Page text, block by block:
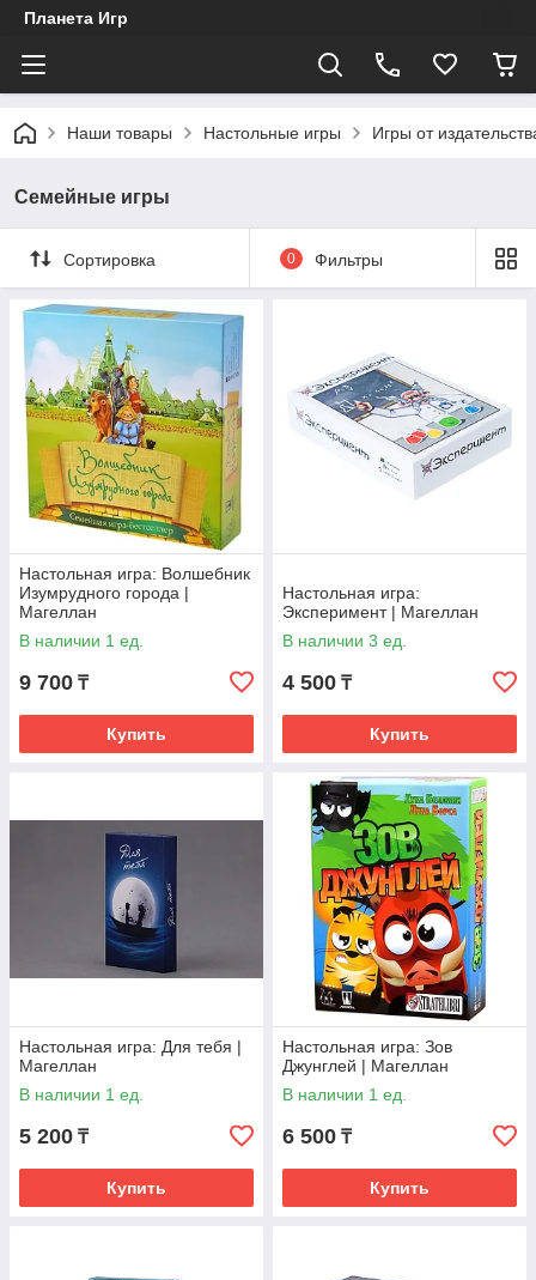
Планета Игр
Наши товары Настольные игры Игры от
Семейные игры
Сортировка 0 Фильтры
Настольная игра: Волшебник
Изумрудного города |
Магеллан
В наличии 1 ед.
9 700 ₸
Купить
Настольная игра:
Эксперимент | Магеллан
В наличии 3 ед.
4 500 ₸
Купить
Настольная игра: Для тебя |
Магеллан
В наличии 1 ед.
5 200 ₸
Купить
Настольная игра: Зов
Джунглей | Магеллан
В наличии 1 ед.
6 500 ₸
Купить